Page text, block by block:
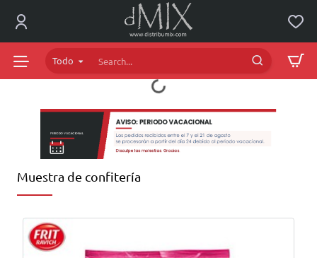
dMIX
Online
Todo
Search...
Muestra de confitería